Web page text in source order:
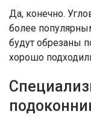
Да, конечно.
более
будут обрезаны
хорошо